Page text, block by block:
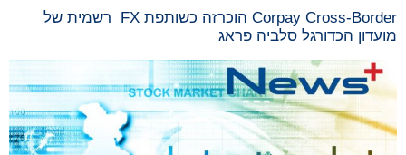
Corpay Cross-Border הוכרזה כשותפת FX רשמית של
מועדון הכדורגל סלביה פראג